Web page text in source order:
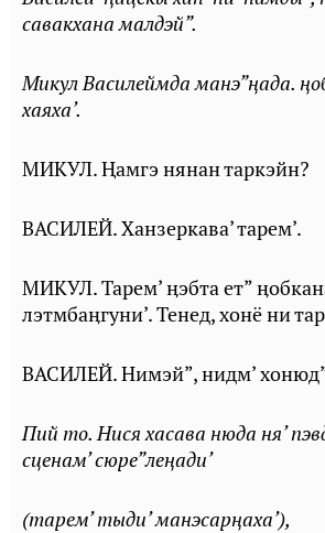
савакхана малдэй”.
Микул Василеймда манэ”ңада.
хаяха’.
МИКУЛ. Ⱨамгэ нянан таркэйн?
ВАСИЛЕЙ. Ханзеркава’ тарем’.
МИКУЛ. Тарем’ ӊэбта ет”
лэтмбаӊгуни’. Тенед, хонё ни
ВАСИЛЕЙ. Нимэй”, нидм’
Пий то. Нися хасава нюда ня’
сценам’ сюре”леңади’
(тарем’ тыди’ манэсарңаха’),